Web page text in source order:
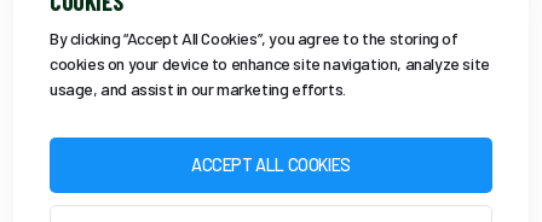
By clicking “Accept All Cookies”, you agree to the storing of
cookies on your device to enhance site navigation, analyze site
usage, and assist in our marketing efforts.
ACCEPT ALL COOKIES